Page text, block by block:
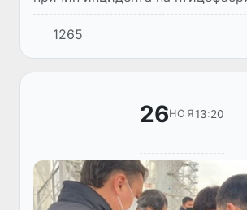
Яккабагском районе
области, который ряд СМИ
отключением электроэнергии.
1265
26НОЯ13:20